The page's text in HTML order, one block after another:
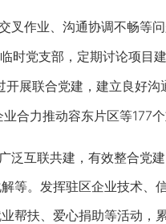
作业、沟通协调不畅等
时党支部，定期讨论项目
展联合党建，建立良好
合力推动容东片区等177个
互联共建，有效整合党
等。发挥驻区企业技术、
帮扶、爱心捐助等活动，